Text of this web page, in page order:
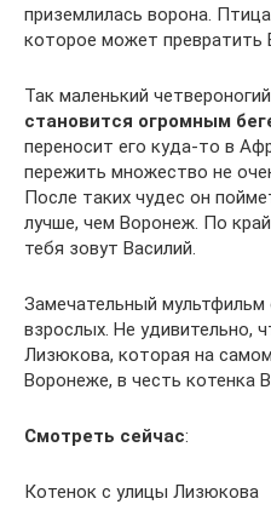
приземлилась ворона.
которое может превратить
Так маленький
становится огромным
переносит его куда-то в
пережить множество не
После таких чудес он
лучше, чем Воронеж. По
тебя зовут Василий.
Замечательный мультфильм
взрослых. Не удивительно,
Лизюкова, которая на
Воронеже, в честь котенка
Смотреть сейчас:
Котенок с улицы Лизюкова